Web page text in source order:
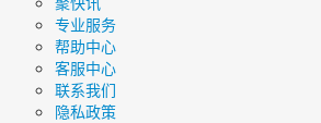
专业服务
帮助中心
客服中心
联系我们
隐私政策